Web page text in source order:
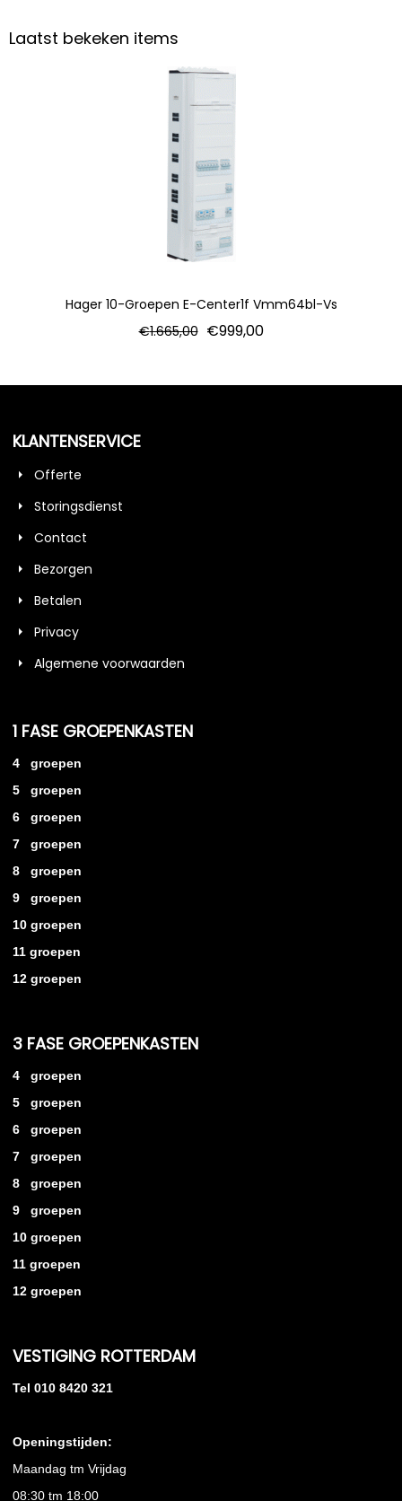
Laatst bekeken items
Hager 10-Groepen E-Center1f Vmm64bl-Vs
€1.665,00 €999,00
KLANTENSERVICE
Offerte
Storingsdienst
Contact
Bezorgen
Betalen
Privacy
Algemene voorwaarden
1 FASE GROEPENKASTEN
4 groepen
5 groepen
6 groepen
7 groepen
8 groepen
9 groepen
10 groepen
11 groepen
12 groepen
3 FASE GROEPENKASTEN
4 groepen
5 groepen
6 groepen
7 groepen
8 groepen
9 groepen
10 groepen
11 groepen
12 groepen
VESTIGING ROTTERDAM
Tel 010 8420 321
Openingstijden:
Maandag tm Vrijdag
08:30 tm 18:00